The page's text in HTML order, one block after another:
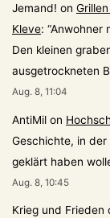
Jemand! on
Kleve: “Anwohner
Den kleinen
ausgetrockneten
Aug. 8, 11:04
AntiMil on
Geschichte, in
geklärt haben
Aug. 8, 10:45
Krieg und Frieden